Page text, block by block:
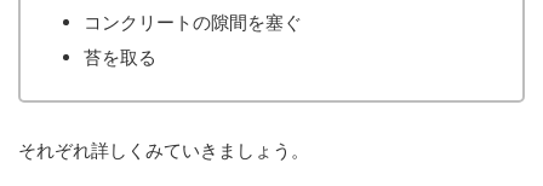
コンクリートの隙間を塞ぐ
苔を取る
それぞれ詳しくみていきましょう。